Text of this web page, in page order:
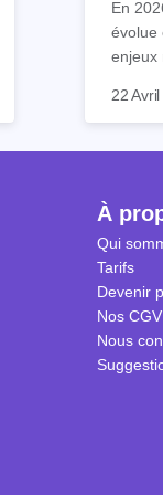
vers
En
évolue
enjeux
besoin
social,
LLI, ou
une
22
À
Qui
Tarifs
Devenir
Nos CGV
Nous